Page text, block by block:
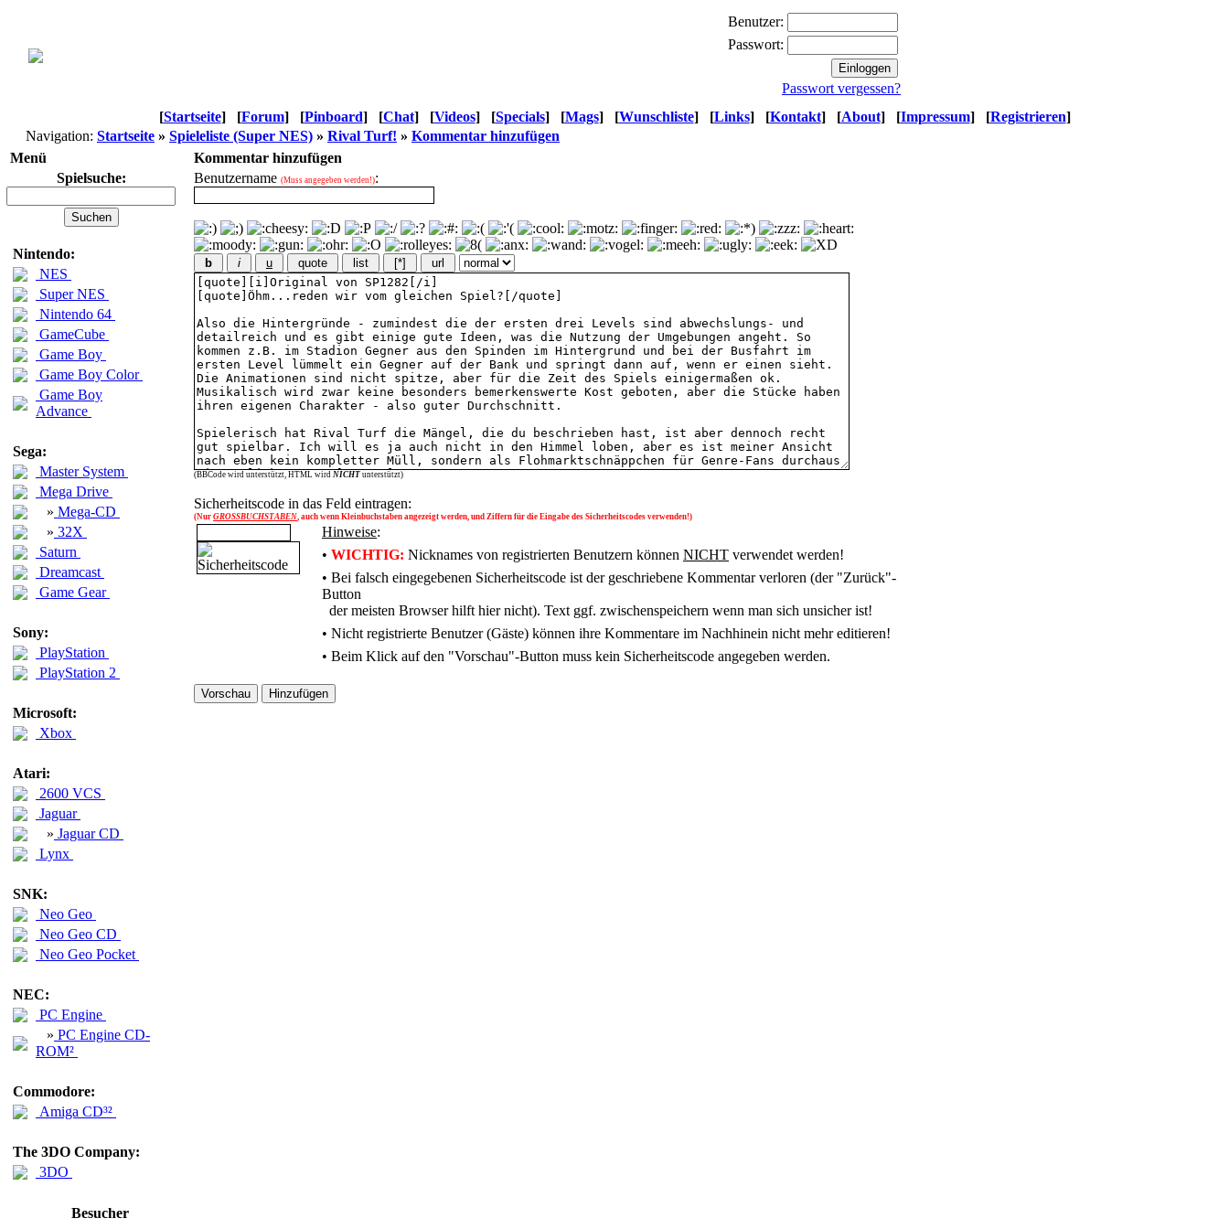
Benutzer:
Passwort:
Passwort vergessen?
[Startseite] [Forum] [Pinboard] [Chat] [Videos] [Specials] [Mags] [Wunschliste] [Links] [Kontakt] [About] [Impressum] [Registrieren]
Navigation: Startseite » Spieleliste (Super NES) » Rival Turf! » Kommentar hinzufügen
Menü
Kommentar hinzufügen
Spielsuche:
Nintendo:
NES
Super NES
Nintendo 64
GameCube
Game Boy
Game Boy Color
Game Boy
Advance
Sega:
Master System
Mega Drive
» Mega-CD
» 32X
Saturn
Dreamcast
Game Gear
Sony:
PlayStation
PlayStation 2
Microsoft:
Xbox
Atari:
2600 VCS
Jaguar
» Jaguar CD
Lynx
SNK:
Neo Geo
Neo Geo CD
Neo Geo Pocket
NEC:
PC Engine
» PC Engine CD-
ROM²
Commodore:
Amiga CD³²
The 3DO Company:
3DO
Besucher
Benutzername (Muss angegeben werden!):
b i u quote list [*] url
(BBCode wird unterstützt, HTML wird NICHT unterstützt)
Sicherheitscode in das Feld eintragen:
(Nur GROSSBUCHSTABEN, auch wenn Kleinbuchstaben angezeigt werden, und Ziffern für die Eingabe des Sicherheitscodes verwenden!)
Hinweise:
• WICHTIG: Nicknames von registrierten Benutzern können NICHT verwendet werden!
• Bei falsch eingegebenen Sicherheitscode ist der geschriebene Kommentar verloren (der "Zurück"-
Button
der meisten Browser hilft hier nicht). Text ggf. zwischenspeichern wenn man sich unsicher ist!
• Nicht registrierte Benutzer (Gäste) können ihre Kommentare im Nachhinein nicht mehr editieren!
• Beim Klick auf den "Vorschau"-Button muss kein Sicherheitscode angegeben werden.